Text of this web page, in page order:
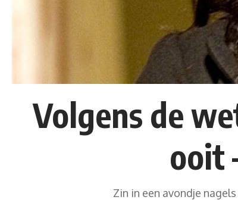
Volgens de
ooit
Zin in een avondje